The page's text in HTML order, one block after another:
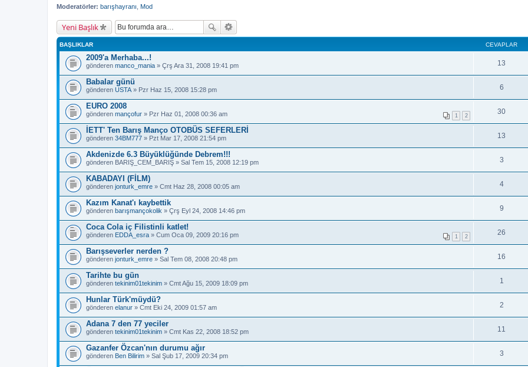
Moderatörler: barışhayranı Mod
Yeni Başlık
BAŞLIKLAR CEVAPLAR
2009'a Merhaba...!
gönderen manco_mania » Çrş Ara 31, 2008 19:41 pm 13
Babalar günü
gönderen USTA » Pzr Haz 15, 2008 15:28 pm 6
EURO 2008
1 2
gönderen mançofur » Pzr Haz 01, 2008 00:36 am 30
İETT' Ten Barış Manço OTOBÜS SEFERLERİ
gönderen 34BM777 » Pzt Mar 17, 2008 21:54 pm 13
Akdenizde 6.3 Büyüklüğünde Debrem!!!
gönderen BARIŞ_CEM_BARIŞ » Sal Tem 15, 2008 12:19 pm 3
KABADAYI (FİLM)
gönderen jonturk_emre » Cmt Haz 28, 2008 00:05 am 4
Kazım Kanat'ı kaybettik
gönderen barışmançokolik » Çrş Eyl 24, 2008 14:46 pm 9
Coca Cola iç Filistinli katlet!
1 2
gönderen EDDA_esra » Cum Oca 09, 2009 20:16 pm 26
Barışseverler nerden ?
gönderen jonturk_emre » Sal Tem 08, 2008 20:48 pm 16
Tarihte bu gün
gönderen tekinim01tekinim » Cmt Ağu 15, 2009 18:09 pm 1
Hunlar Türk'müydü?
gönderen elanur » Cmt Eki 24, 2009 01:57 am 2
Adana 7 den 77 yeciler
gönderen tekinim01tekinim » Cmt Kas 22, 2008 18:52 pm 11
Gazanfer Özcan'nın durumu ağır
gönderen Ben Bilirim » Sal Şub 17, 2009 20:34 pm 3